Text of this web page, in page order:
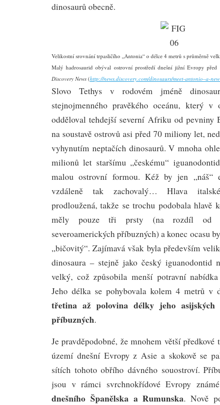
dinosaurů obecně.
Velikostní srovnání trpasličího „Antonia“ o délce 4 metrů s průměrně
Malý hadrosaurid obýval ostrovní prostředí dnešní jižní Evropy
Discovery News (http://news.discovery.com/dinosaurs/meet-antonio–a-
Slovo Tethys v rodovém jméně
stejnojmenného pravěkého oceánu, který
odděloval tehdejší severní Afriku od pevniny
na soustavě ostrovů asi před 70 miliony let,
vyhynutím neptačích dinosaurů. V mnoha
milionů let staršímu „českému“
malou ostrovní formou. Kéž by jen „náš“
vzdáleně tak zachovalý… Hlava
prodloužená, takže se trochu podobala hlavě
měly pouze tři prsty (na rozdíl od
severoamerických příbuzných) a konec ocasu
„bičovitý“. Zajímavá však byla především
dinosaura – stejně jako český iguanodontid
velký, což způsobila menší potravní
Jeho délka se pohybovala kolem 4 metrů v
třetina až polovina délky jeho asijských
příbuzných.
Je pravděpodobné, že mnohem větší předkové
území dnešní Evropy z Asie a skokově se
sítích tohoto obřího dávného souostroví.
jsou v rámci svrchnokřídové Evropy
dnešního Španělska a Rumunska. Nově